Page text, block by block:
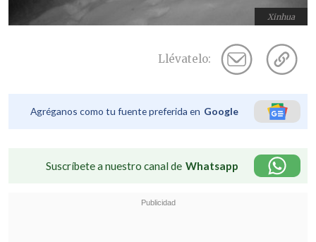
Xinhua
Llévatelo:
Agréganos como tu fuente preferida en Google
Suscríbete a nuestro canal de Whatsapp